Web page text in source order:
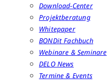
Download-Center
Projektberatung
Whitepaper
BONDit Fachbuch
Webinare & Seminare
DELO News
Termine & Events